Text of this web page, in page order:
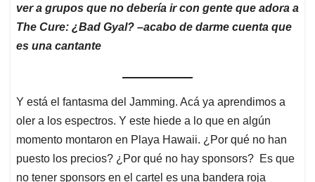
ver a grupos que no debería ir con gente que adora a
The Cure: ¿Bad Gyal? –acabo de darme cuenta que
es una cantante
Y está el fantasma del Jamming. Acá ya aprendimos a
oler a los espectros. Y este hiede a lo que en algún
momento montaron en Playa Hawaii. ¿Por qué no han
puesto los precios? ¿Por qué no hay sponsors? Es que
no tener sponsors en el cartel es una bandera roja